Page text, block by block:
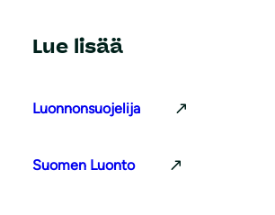
Lue lisää
Luonnonsuojelija
Suomen Luonto